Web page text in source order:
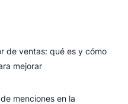
de ventas: qué es y cómo
mejorar
menciones en la